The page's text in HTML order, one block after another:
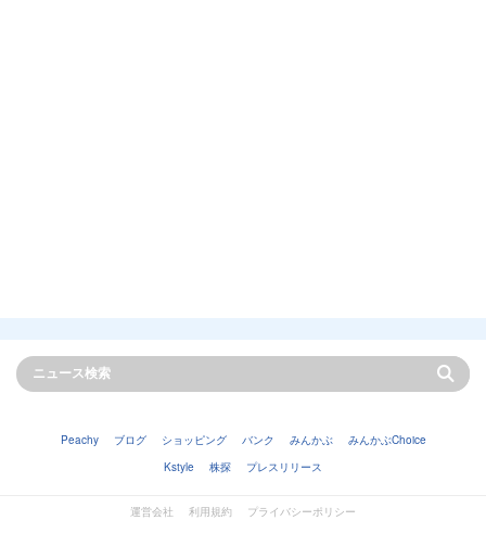
Peachy ブログ ショッピング バンク みんかぶ
みんかぶChoice
Kstyle
株探 プレスリリース
運営会社 利用規約
プライバシーポリシー